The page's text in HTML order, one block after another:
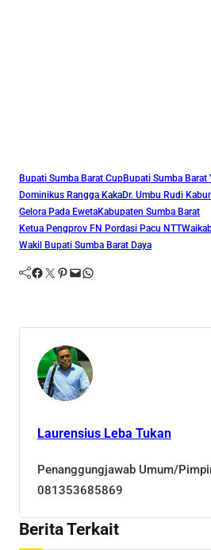
Bupati Sumba Barat CupBupati Sumba Barat
Dominikus Rangga KakaDr. Umbu Rudi
Gelora Pada EwetaKabupaten Sumba Barat
Ketua Pengprov FN Pordasi Pacu NTT
Wakil Bupati Sumba Barat Daya
Facebook Twitter Pinterest Mail WhatsApp
Laurensius Leba Tukan
Penanggungjawab Umum/
081353685869
Berita Terkait